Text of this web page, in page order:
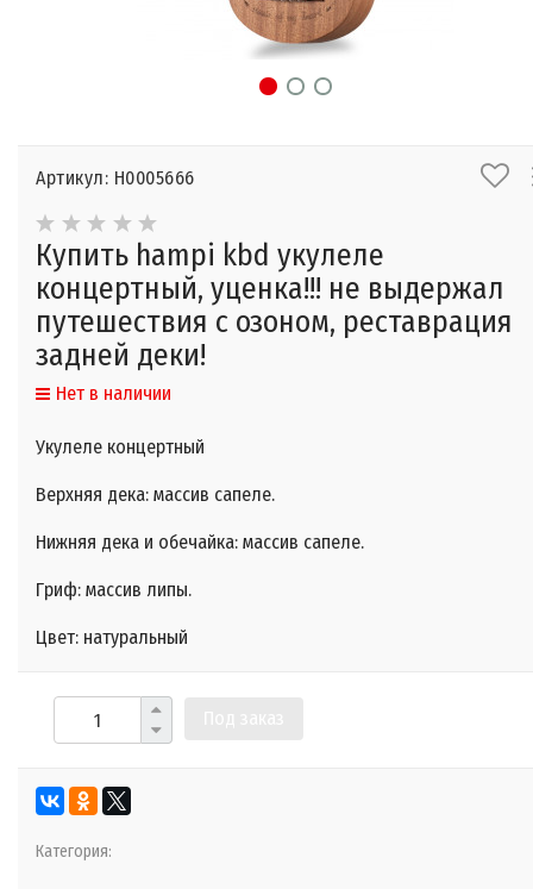
Артикул: Н0005666
Купить hampi kbd укулеле
концертный, уценка!!! не выдержал
путешествия с озоном, реставрация
задней деки!
Нет в наличии
Укулеле концертный
Верхняя дека: массив сапеле.
Нижняя дека и обечайка: массив сапеле.
Гриф: массив липы.
Цвет: натуральный
Категория: